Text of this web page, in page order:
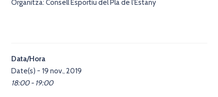
Organitza: Consell Esportiu del Pla de l’Estany
Data/Hora
Date(s) - 19 nov., 2019
18:00 - 19:00